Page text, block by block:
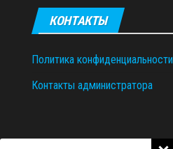
КОНТАКТЫ
Политика конфиденциальности
Контакты администратора